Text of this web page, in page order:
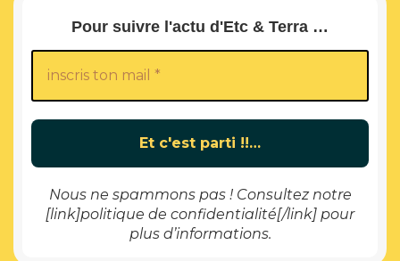
Pour suivre l'actu d'Etc & Terra …
Nous ne spammons pas ! Consultez notre
[link]politique de confidentialité[/link] pour
plus d’informations.